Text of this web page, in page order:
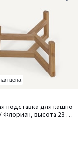
цена
подставка для кашпо
Флориан, высота 23 и
/ ГРЕЙСОН